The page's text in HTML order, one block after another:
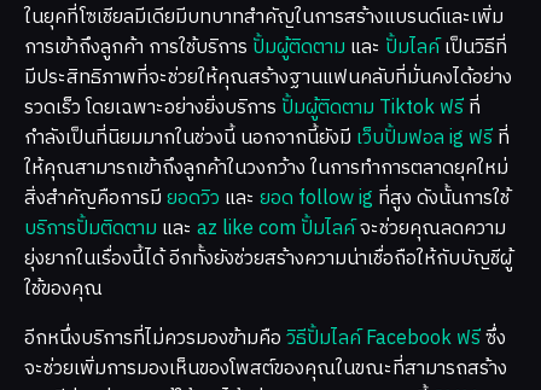
ในยุคที่โซเชียลมีเดียมีบทบาทสำคัญในการสร้างแบรนด์และเพิ่ม
การเข้าถึงลูกค้า การใช้บริการ ปั้มผู้ติดตาม และ ปั้มไลค์เป็นวิธีที่
มีประสิทธิภาพที่จะช่วยให้คุณสร้างฐานแฟนคลับที่มั่นคงได้อย่าง
รวดเร็ว โดยเฉพาะอย่างยิ่งบริการ ปั้มผู้ติดตาม Tiktok ฟรีที่
กำลังเป็นที่นิยมมากในช่วงนี้ นอกจากนี้ยังมี เว็บปั้มฟอล ig ฟรีที่
ให้คุณสามารถเข้าถึงลูกค้าในวงกว้าง ในการทำการตลาดยุคใหม่
สิ่งสำคัญคือการมียอดวิว และ ยอด follow ig ที่สูง ดังนั้นการใช้
บริการปั้มติดตาม และ az like com ปั้มไลค์จะช่วยคุณลดความ
ยุ่งยากในเรื่องนี้ได้ อีกทั้งยังช่วยสร้างความน่าเชื่อถือให้กับบัญชีผู้
ใช้ของคุณ
อีกหนึ่งบริการที่ไม่ควรมองข้ามคือวิธีปั้มไลค์ Facebook ฟรีซึ่ง
จะช่วยเพิ่มการมองเห็นของโพสต์ของคุณในขณะที่สามารถสร้าง